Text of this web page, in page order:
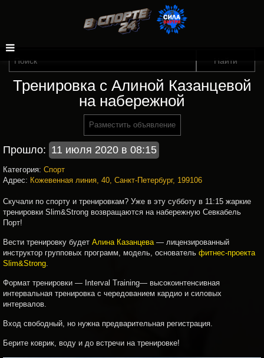
Тренировка с Алиной Казанцевой
на набережной
Разместить объявление
Прошло: 11 июля 2020 в 08:15
Категория: Спорт
Адрес: Кожевенная линия, 40, Санкт-Петербург, 199106
Скучали по спорту и тренировкам? Уже в эту субботу в 11:15 жаркие
тренировки Slim&Strong возвращаются на набережную Севкабель
Порт!
Вести тренировку будет Алина Казанцева— лицензированный
инструктор групповых программ, модель, основатель фитнес-проекта
Slim&Strong.
Формат тренировки — Interval Training— высокоинтенсивная
интервальная тренировка с чередованием кардио и силовых
интервалов.
Вход свободный, но нужна предварительная регистрация.
Берите коврик, воду и до встречи на тренировке!